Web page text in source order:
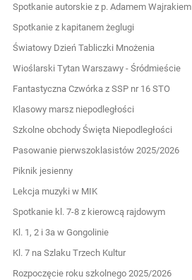
Spotkanie autorskie z p. Adamem Wajrakiem
Spotkanie z kapitanem żeglugi
Światowy Dzień Tabliczki Mnożenia
Wioślarski Tytan Warszawy - Śródmieście
Fantastyczna Czwórka z SSP nr 16 STO
Klasowy marsz niepodległości
Szkolne obchody Święta Niepodległości
Pasowanie pierwszoklasistów 2025/2026
Piknik jesienny
Lekcja muzyki w MIK
Spotkanie kl. 7-8 z kierowcą rajdowym
Kl. 1, 2 i 3a w Gongolinie
Kl. 7 na Szlaku Trzech Kultur
Rozpoczęcie roku szkolnego 2025/2026